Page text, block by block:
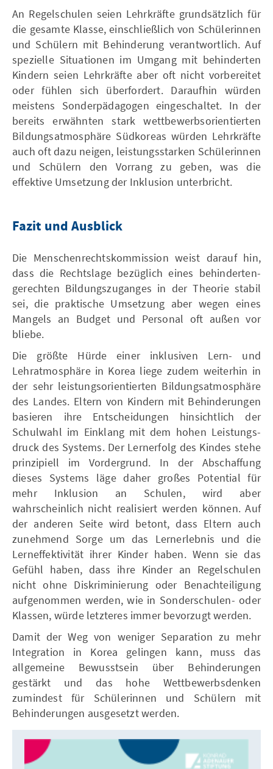
An Regelschulen seien Lehrkräfte grundsätzlich für
die gesamte Klasse, einschließlich von Schülerinnen
und Schülern mit Behinderung verantwortlich. Auf
spezielle Situationen im Umgang mit behinderten
Kindern seien Lehrkräfte aber oft nicht vorbereitet
oder fühlen sich überfordert. Daraufhin würden
meistens Sonderpädagogen eingeschaltet. In der
bereits erwähnten stark wettbewerbsorientierten
Bildungsatmosphäre Südkoreas würden Lehrkräfte
auch oft dazu neigen, leistungsstarken Schülerinnen
und Schülern den Vorrang zu geben, was die
effektive Umsetzung der Inklusion unterbricht.
Fazit und Ausblick
Die Menschenrechtskommission weist darauf hin,
dass die Rechtslage bezüglich eines behinderten-
gerechten Bildungszuganges in der Theorie stabil
sei, die praktische Umsetzung aber wegen eines
Mangels an Budget und Personal oft außen vor
bliebe.
Die größte Hürde einer inklusiven Lern- und
Lehratmosphäre in Korea liege zudem weiterhin in
der sehr leistungsorientierten Bildungsatmosphäre
des Landes. Eltern von Kindern mit Behinderungen
basieren ihre Entscheidungen hinsichtlich der
Schulwahl im Einklang mit dem hohen Leistungs-
druck des Systems. Der Lernerfolg des Kindes stehe
prinzipiell im Vordergrund. In der Abschaffung
dieses Systems läge daher großes Potential für
mehr Inklusion an Schulen, wird aber
wahrscheinlich nicht realisiert werden können. Auf
der anderen Seite wird betont, dass Eltern auch
zunehmend Sorge um das Lernerlebnis und die
Lerneffektivität ihrer Kinder haben. Wenn sie das
Gefühl haben, dass ihre Kinder an Regelschulen
nicht ohne Diskriminierung oder Benachteiligung
aufgenommen werden, wie in Sonderschulen- oder
Klassen, würde letzteres immer bevorzugt werden.
Damit der Weg von weniger Separation zu mehr
Integration in Korea gelingen kann, muss das
allgemeine Bewusstsein über Behinderungen
gestärkt und das hohe Wettbewerbsdenken
zumindest für Schülerinnen und Schülern mit
Behinderungen ausgesetzt werden.